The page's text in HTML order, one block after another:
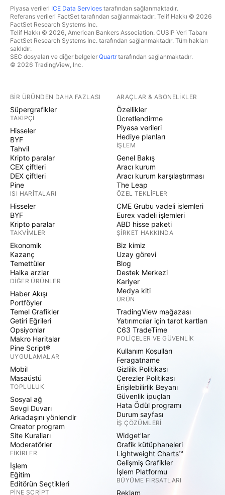
Piyasa verileri ICE Data Services tarafından sağlanmaktadır.
Referans verileri FactSet tarafından sağlanmaktadır. Telif Hakkı © 2026
FactSet Research Systems Inc.
Telif Hakkı © 2026, American Bankers Association. CUSIP Veri Tabanı
FactSet Research Systems Inc. tarafından sağlanmaktadır. Tüm hakları
saklıdır.
SEC dosyaları ve diğer belgeler Quartrtarafından sağlanmaktadır.
© 2026 TradingView, Inc.
BIR ÜRÜNDEN DAHA FAZLASI
Süpergrafikler
TAKIPÇI
Hisseler
BYF
Tahvil
Kripto paralar
CEX çiftleri
DEX çiftleri
Pine
ISI HARITALARI
Hisseler
BYF
Kripto paralar
TAKVIMLER
Ekonomik
Kazanç
Temettüler
Halka arzlar
DIĞER ÜRÜNLER
Haber Akışı
Portföyler
Temel Grafikler
Getiri Eğrileri
Opsiyonlar
Makro Haritalar
Pine Script®
UYGULAMALAR
Mobil
Masaüstü
TOPLULUK
Sosyal ağ
Sevgi Duvarı
Arkadaşını yönlendir
Creator program
Site Kuralları
Moderatörler
FIKIRLER
İşlem
Eğitim
Editörün Seçtikleri
PINE SCRIPT
ARAÇLAR & ABONELIKLER
Özellikler
Ücretlendirme
Piyasa verileri
Hediye planları
İŞLEM
Genel Bakış
Aracı kurum
Aracı kurum karşılaştırması
The Leap
ÖZEL TEKLIFLER
CME Grubu vadeli işlemleri
Eurex vadeli işlemleri
ABD hisse paketi
ŞIRKET HAKKINDA
Biz kimiz
Uzay görevi
Blog
Destek Merkezi
Kariyer
Medya kiti
ÜRÜN
TradingView mağazası
Yatırımcılar için tarot kartları
C63 TradeTime
POLIÇELER VE GÜVENLIK
Kullanım Koşulları
Feragatname
Gizlilik Politikası
Çerezler Politikası
Erişilebilirlik Beyanı
Güvenlik ipuçları
Hata Ödül programı
Durum sayfası
İŞ ÇÖZÜMLERI
Widget'lar
Grafik kütüphaneleri
Lightweight Charts™
Gelişmiş Grafikler
İşlem Platformu
BÜYÜME FIRSATLARI
Reklam